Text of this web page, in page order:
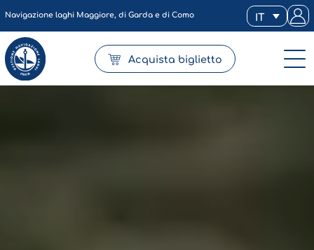
Navigazione laghi Maggiore, di Garda e di Como IT
Acquista biglietto